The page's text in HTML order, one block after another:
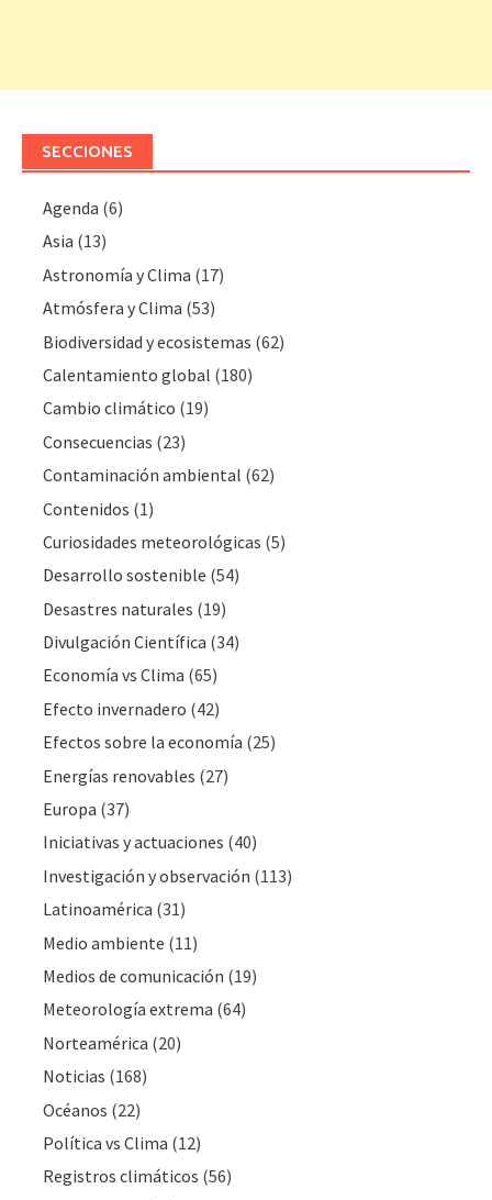
SECCIONES
Agenda (6)
Asia (13)
Astronomía y Clima (17)
Atmósfera y Clima (53)
Biodiversidad y ecosistemas (62)
Calentamiento global (180)
Cambio climático (19)
Consecuencias (23)
Contaminación ambiental (62)
Contenidos (1)
Curiosidades meteorológicas (5)
Desarrollo sostenible (54)
Desastres naturales (19)
Divulgación Cientí­fica (34)
Economía vs Clima (65)
Efecto invernadero (42)
Efectos sobre la economía (25)
Energías renovables (27)
Europa (37)
Iniciativas y actuaciones (40)
Investigación y observación (113)
Latinoamérica (31)
Medio ambiente (11)
Medios de comunicación (19)
Meteorologí­a extrema (64)
Norteamérica (20)
Noticias (168)
Océanos (22)
Polí­tica vs Clima (12)
Registros climáticos (56)